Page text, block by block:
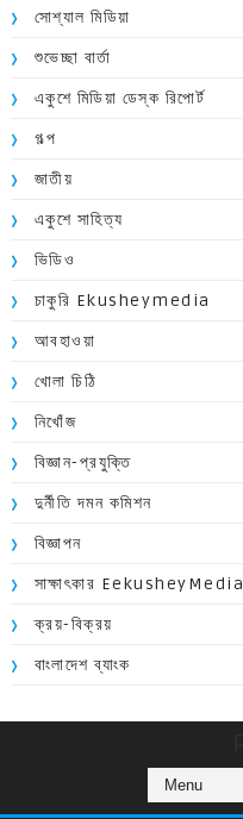
সোশ্যাল মিডিয়া
শুভেচ্ছা বার্তা
একুশে মিডিয়া ডেস্ক রিপোর্ট
গল্প
জাতীয়
একুশে সাহিত্য
ভিডিও
চাকুরি Ekusheymedia
আবহাওয়া
খোলা চিঠি
নিখোঁজ
বিজ্ঞান-প্রযুক্তি
দুর্নীতি দমন কমিশন
বিজ্ঞাপন
সাক্ষাৎকার EekusheyMedia
ক্রয়-বিক্রয়
বাংলাদেশ ব্যাংক